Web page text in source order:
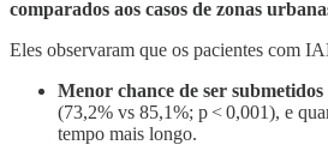
comparados aos casos de zonas
Eles observaram que os pacientes com
Menor chance de ser
(73,2% vs 85,1%; p < 0,001), e
tempo mais longo.